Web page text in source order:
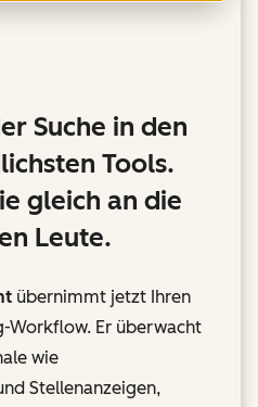
Suche in den
Tools.
gleich an die
Leute.
übernimmt jetzt Ihren
Workflow. Er überwacht
wie
Stellenanzeigen,